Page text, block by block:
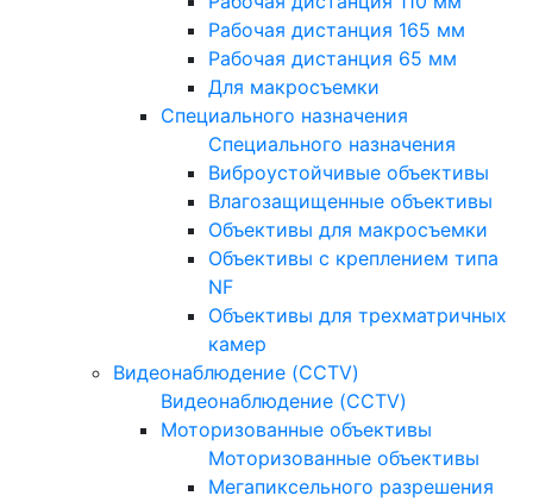
Рабочая дистанция 165 мм
Рабочая дистанция 65 мм
Для макросъемки
Специального назначения
Специального назначения
Виброустойчивые объективы
Влагозащищенные объективы
Объективы для макросъемки
Объективы с креплением типа
NF
Объективы для трехматричных
камер
Видеонаблюдение (CCTV)
Видеонаблюдение (CCTV)
Моторизованные объективы
Моторизованные объективы
Мегапиксельного разрешения